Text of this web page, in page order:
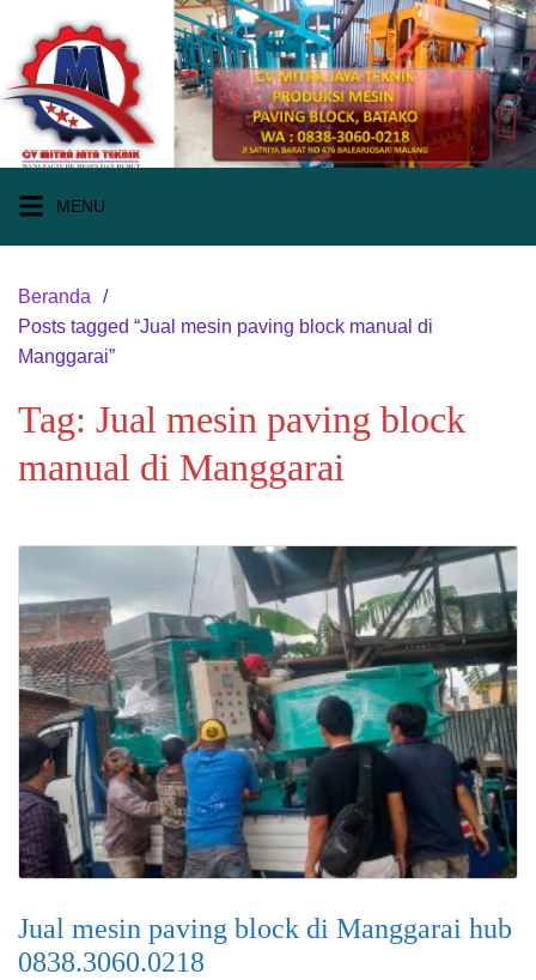
konten
MENU
Beranda
Posts tagged “Jual mesin paving block manual di
Manggarai”
Tag: Jual mesin paving block
manual di Manggarai
Jual mesin paving block di Manggarai hub
0838.3060.0218